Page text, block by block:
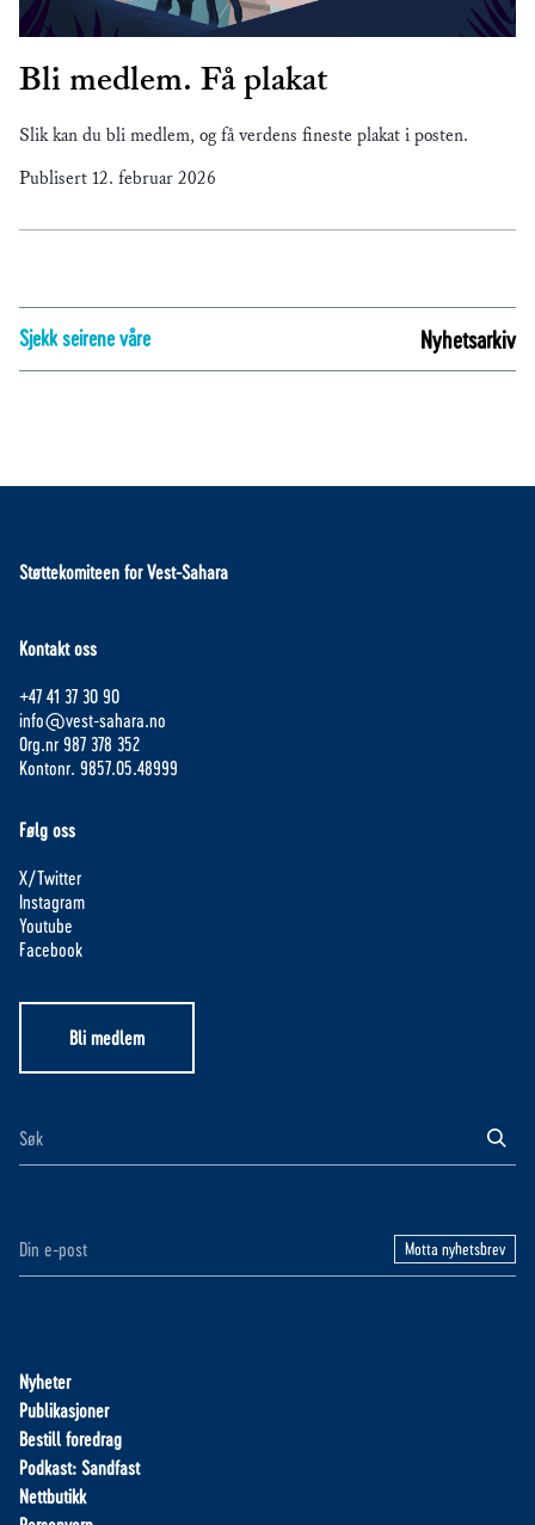
Bli medlem. Få plakat
Slik kan du bli medlem, og få verdens fineste plakat i posten.
Publisert 12. februar 2026
Sjekk seirene våre Nyhetsarkiv
Støttekomiteen for Vest-Sahara
Kontakt oss
+47 41 37 30 90
info@vest-sahara.no
Org.nr 987 378 352
Kontonr. 9857.05.48999
Følg oss
X/Twitter
Instagram
Youtube
Facebook
Bli medlem
Motta nyhetsbrev
Nyheter
Publikasjoner
Bestill foredrag
Podkast: Sandfast
Nettbutikk